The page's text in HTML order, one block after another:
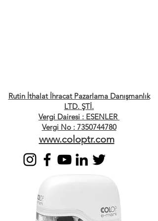
Rutin İthalat İhracat Pazarlama Danışmanlık
LTD. ŞTİ.
Vergi Dairesi : ESENLER
Vergi No : 7350744780
www.coloptr.com